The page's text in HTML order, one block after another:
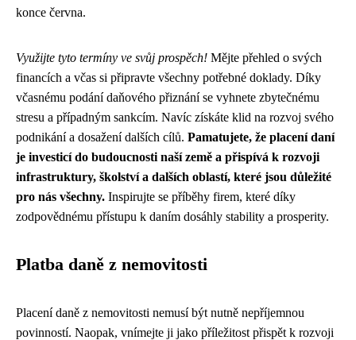
konce června.
Využijte tyto termíny ve svůj prospěch! Mějte přehled o svých
financích a včas si připravte všechny potřebné doklady. Díky
včasnému podání daňového přiznání se vyhnete zbytečnému
stresu a případným sankcím. Navíc získáte klid na rozvoj svého
podnikání a dosažení dalších cílů. Pamatujete, že placení daní
je investicí do budoucnosti naší země a přispívá k rozvoji
infrastruktury, školství a dalších oblastí, které jsou důležité
pro nás všechny. Inspirujte se příběhy firem, které díky
zodpovědnému přístupu k daním dosáhly stability a prosperity.
Platba daně z nemovitosti
Placení daně z nemovitosti nemusí být nutně nepříjemnou
povinností. Naopak, vnímejte ji jako příležitost přispět k rozvoji